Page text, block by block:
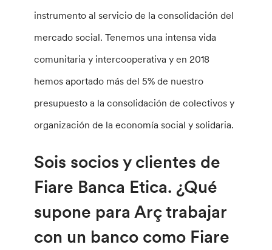
instrumento al servicio de la consolidación del
mercado social. Tenemos una intensa vida
comunitaria y intercooperativa y en 2018
hemos aportado más del 5% de nuestro
presupuesto a la consolidación de colectivos y
organización de la economía social y solidaria.
Sois socios y clientes de
Fiare Banca Etica. ¿Qué
supone para Arç trabajar
con un banco como Fiare